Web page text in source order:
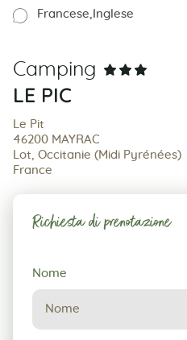
Francese Inglese
Camping
LE PIC
Le Pit
46200 MAYRAC
Lot, Occitanie (Midi Pyrénées)
France
Richiesta di prenotazione
Richiesta
di
prenotazione
Nome